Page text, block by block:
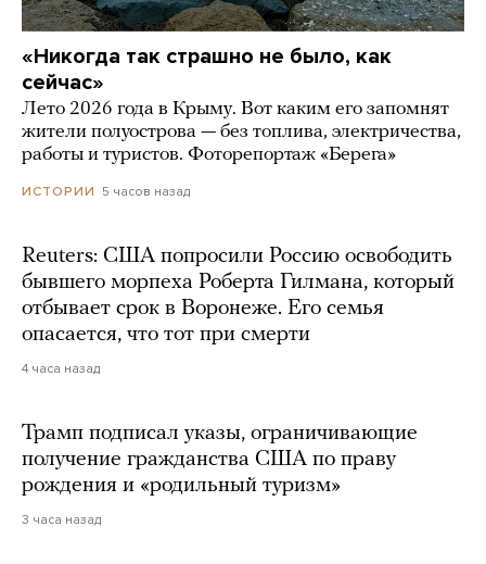
«Никогда так страшно не было, как
сейчас»
Лето 2026 года в Крыму. Вот каким его запомнят
жители полуострова — без топлива, электричества,
работы и туристов. Фоторепортаж «Берега»
ИСТОРИИ 5 часов назад
Reuters: США попросили Россию освободить
бывшего морпеха Роберта Гилмана, который
отбывает срок в Воронеже. Его семья
опасается, что тот при смерти
4 часа назад
Трамп подписал указы, ограничивающие
получение гражданства США по праву
рождения и «родильный туризм»
3 часа назад